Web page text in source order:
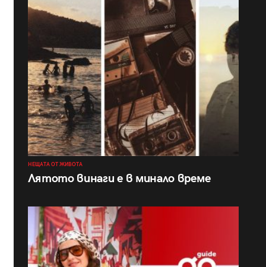
НЕЩАТА ОТ ЖИВОТА
Лятото винаги е в минало време